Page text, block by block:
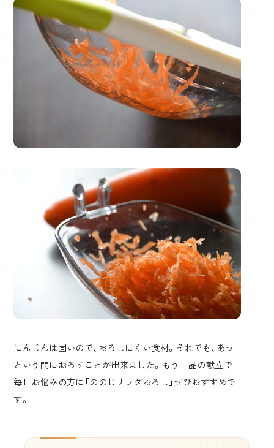
にんじんは固いので、おろしにくい食材。それでも、あっ
という間におろすことが出来ました。もう一品の献立で
毎日お悩みの方に「ののじサラダおろし」ぜひおすすめで
す。